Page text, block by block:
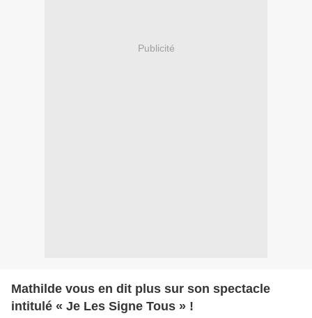
Publicité
Mathilde vous en dit plus sur son spectacle
intitulé « Je Les Signe Tous » !